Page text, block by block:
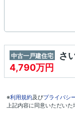
中古一戸建住宅
さ
4,790万円
※利用規約及びプライバシ
上記内容に同意いただいた